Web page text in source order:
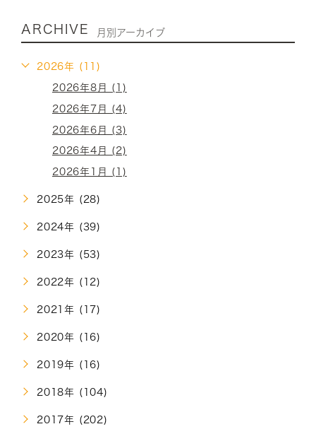
ARCHIVE 月別アーカイブ
2026年 (11)
2026年8月 (1)
2026年7月 (4)
2026年6月 (3)
2026年4月 (2)
2026年1月 (1)
2025年 (28)
2024年 (39)
2023年 (53)
2022年 (12)
2021年 (17)
2020年 (16)
2019年 (16)
2018年 (104)
2017年 (202)